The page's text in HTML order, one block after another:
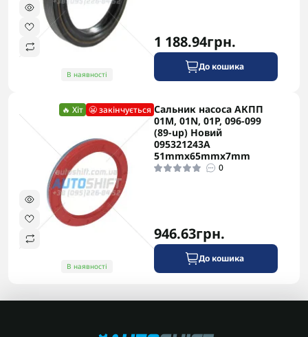
В наявності
1 188.94грн.
До кошика
🔥 Хіт 😬 закінчується
В наявності
Сальник насоса АКПП
01M, 01N, 01P, 096-099
(89-up) Новий
095321243A
51mmx65mmx7mm
0
946.63грн.
До кошика